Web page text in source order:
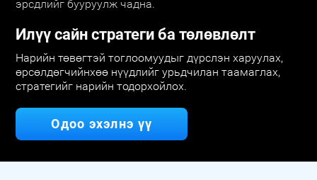
эрсдлийг бууруулж чадна.
Илүү сайн стратеги ба төлөвлөлт
Нарийн төвөгтэй тоглоомуудыг дүрслэн харуулах,
өрсөлдөгчийнхөө нүүдлийг урьдчилан таамаглах,
стратегийг нарийн тодорхойлох.
Одоо эхэлнэ үү